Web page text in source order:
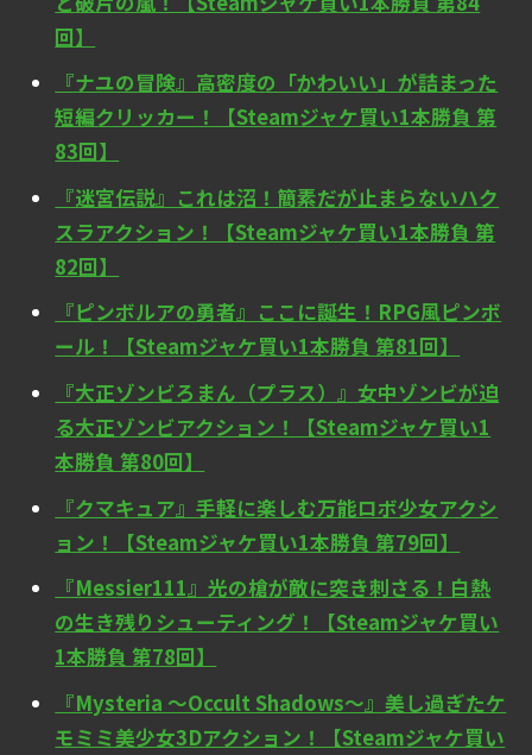
回】
『ナユの冒険』高密度の「かわいい」が詰まった
短編クリッカー！【Steamジャケ買い1本勝負 第
83回】
『迷宮伝説』これは沼！簡素だが止まらないハク
スラアクション！【Steamジャケ買い1本勝負 第
82回】
『ピンボルアの勇者』ここに誕生！RPG風ピンボ
ール！【Steamジャケ買い1本勝負 第81回】
『大正ゾンビろまん（プラス）』女中ゾンビが迫
る大正ゾンビアクション！【Steamジャケ買い1
本勝負 第80回】
『クマキュア』手軽に楽しむ万能ロボ少女アクシ
ョン！【Steamジャケ買い1本勝負 第79回】
『Messier111』光の槍が敵に突き刺さる！白熱
の生き残りシューティング！【Steamジャケ買い
1本勝負 第78回】
『Mysteria ～Occult Shadows～』美し過ぎたケ
モミミ美少女3Dアクション！【Steamジャケ買い